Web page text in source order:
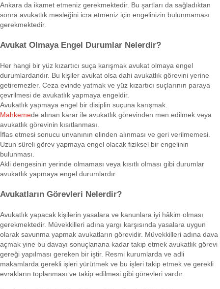
Ankara da ikamet etmeniz gerekmektedir. Bu şartları da sağladıktan
sonra avukatlık mesleğini icra etmeniz için engelinizin bulunmaması
gerekmektedir.
Avukat Olmaya Engel Durumlar Nelerdir?
Her hangi bir yüz kızartıcı suça karışmak avukat olmaya engel
durumlardandır. Bu kişiler avukat olsa dahi avukatlık görevini yerine
getiremezler. Ceza evinde yatmak ve yüz kızartıcı suçlarının paraya
çevrilmesi de avukatlık yapmaya engeldir.
Avukatlık yapmaya engel bir disiplin suçuna karışmak.
Mahkemede alınan karar ile avukatlık görevinden men edilmek veya
avukatlık görevinin kısıtlanması.
İflas etmesi sonucu unvanının elinden alınması ve geri verilmemesi.
Uzun süreli görev yapmaya engel olacak fiziksel bir engelinin
bulunması.
Akli dengesinin yerinde olmaması veya kısıtlı olması gibi durumlar
avukatlık yapmaya engel durumlardır.
Avukatların Görevleri Nelerdir?
Avukatlık yapacak kişilerin yasalara ve kanunlara iyi hâkim olması
gerekmektedir. Müvekkilleri adına yargı karşısında yasalara uygun
olarak savunma yapmak avukatların görevidir. Müvekkilleri adına dava
açmak yine bu davayı sonuçlanana kadar takip etmek avukatlık görevi
gereği yapılması gereken bir iştir. Resmi kurumlarda ve adli
makamlarda gerekli işleri yürütmek ve bu işleri takip etmek ve gerekli
evrakların toplanması ve takip edilmesi gibi görevleri vardır.